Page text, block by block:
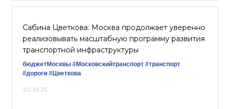
Сабина Цветкова: Москва продолжает уверенно
реализовывать масштабную программу развития
транспортной инфраструктуры
бюджетМосквы #Московскийтранспорт #транспорт
#дороги #Цветкова
20.10.25